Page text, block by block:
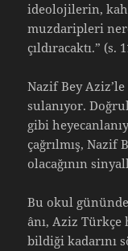
ideolojilerin,
muzdaripleri
çıldıracaktı.” (s.
Nazif Bey Aziz’le
sulanıyor.
gibi
çağrılmış, Nazif
olacağının
Bu okul
ânı, Aziz Türkçe
bildiği kadarını